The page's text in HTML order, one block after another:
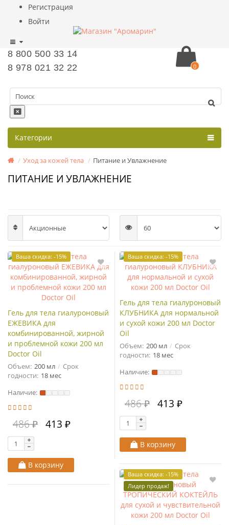
Регистрация
Войти
8 800 500 33 14
8 978 021 32 22
0
Категории
Уход за кожей тела Питание и Увлажнение
ПИТАНИЕ И УВЛАЖНЕНИЕ
Ваша скидка: -15%
Гель для тела гиалуроновый
ЕЖЕВИКА для
комбинированной, жирной
и проблемной кожи 200 мл
Doctor Oil
Объем: 200 мл
Срок
годности: 18 мес
Наличие:
486 ₽ 413 ₽
В корзину
Ваша скидка: -15%
Гель для тела гиалуроновый
КЛУБНИКА для нормальной
и сухой кожи 200 мл Doctor
Oil
Объем: 200 мл
Срок
годности: 18 мес
Наличие:
486 ₽ 413 ₽
В корзину
Ваша скидка: -15%
Лидер продаж!